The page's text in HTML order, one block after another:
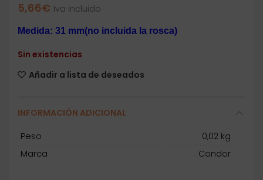
5,66€ Iva incluido
Medida: 31 mm(no incluida la rosca)
Sin existencias
Añadir a lista de deseados
INFORMACIÓN ADICIONAL
Peso 0,02 kg
Marca Condor